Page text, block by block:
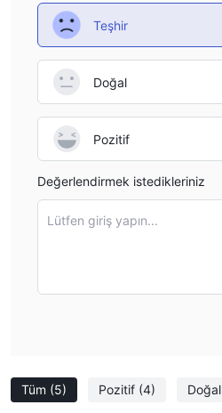
Tüm (5) Pozitif (4) Doğal
Teşhir
Doğal
Pozitif
Değerlendirmek istedikleriniz
Lütfen giriş yapın...